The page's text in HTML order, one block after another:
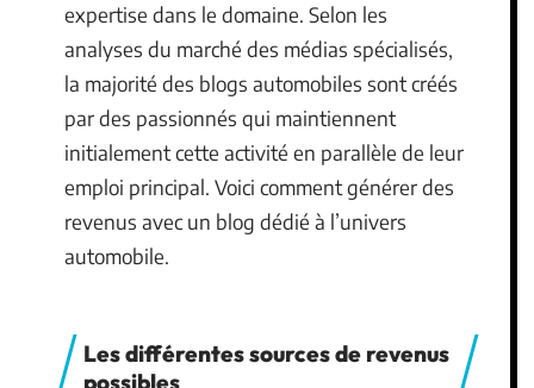
expertise dans le domaine. Selon les
analyses du marché des médias spécialisés,
la majorité des blogs automobiles sont créés
par des passionnés qui maintiennent
initialement cette activité en parallèle de leur
emploi principal. Voici comment générer des
revenus avec un blog dédié à l’univers
automobile.
Les différentes sources de revenus
possibles